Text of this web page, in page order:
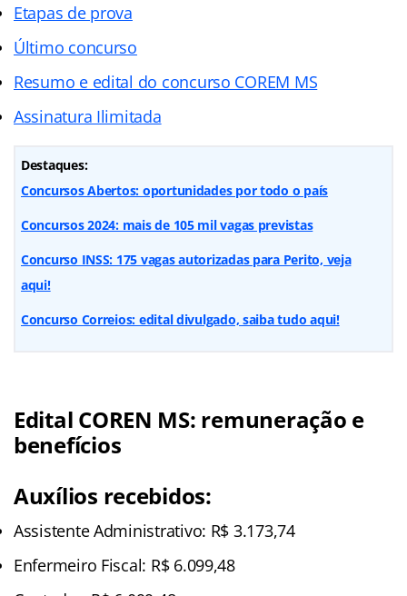
Etapas de prova
Último concurso
Resumo e edital do concurso COREM MS
Assinatura Ilimitada
Destaques:
Concursos Abertos: oportunidades por todo o país
Concursos 2024: mais de 105 mil vagas previstas
Concurso INSS: 175 vagas autorizadas para Perito, veja
aqui!
Concurso Correios: edital divulgado, saiba tudo aqui!
Edital COREN MS: remuneração e
benefícios
Auxílios recebidos:
Assistente Administrativo: R$ 3.173,74
Enfermeiro Fiscal: R$ 6.099,48